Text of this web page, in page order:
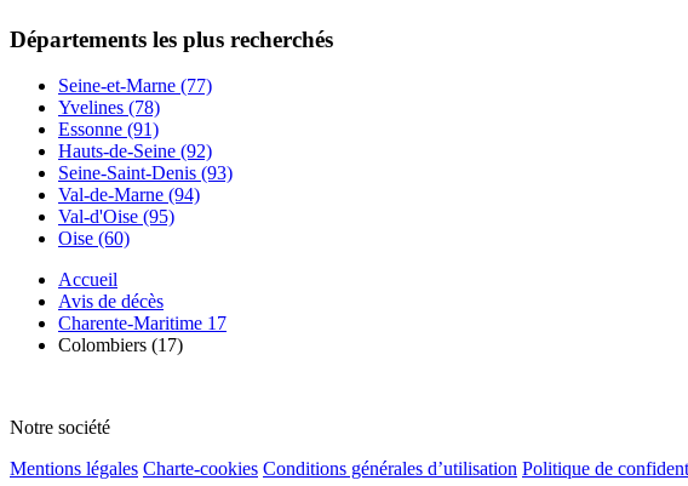
Départements les plus recherchés
Seine-et-Marne (77)
Yvelines (78)
Essonne (91)
Hauts-de-Seine (92)
Seine-Saint-Denis (93)
Val-de-Marne (94)
Val-d'Oise (95)
Oise (60)
Accueil
Avis de décès
Charente-Maritime 17
Colombiers (17)
Notre société
Mentions légales Charte-cookies Conditions générales d’utilisation Politique de